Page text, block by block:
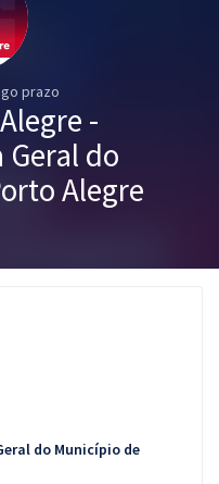
prazo
-
do
Alegre
do Município de